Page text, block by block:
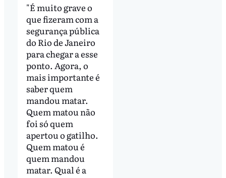
"É muito grave o
que fizeram com a
segurança pública
do Rio de Janeiro
para chegar a esse
ponto. Agora, o
mais importante é
saber quem
mandou matar.
Quem matou não
foi só quem
apertou o gatilho.
Quem matou é
quem mandou
matar. Qual é a